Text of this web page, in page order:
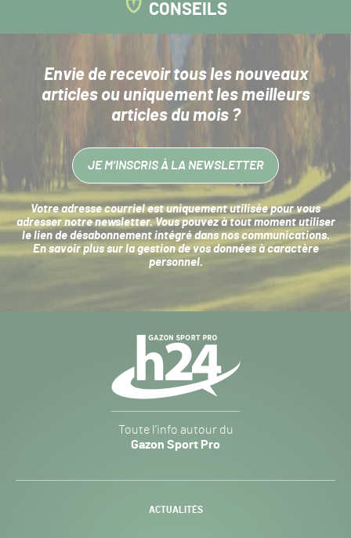
CONSEILS
Envie de recevoir tous les nouveaux
articlesou uniquement les meilleurs
articles du mois ?
JE M’INSCRIS À LA NEWSLETTER
Votre adresse courriel est uniquement utilisée pour vous
adresser notre newsletter. Vous pouvez à tout moment utiliser
le lien de désabonnement intégré dans nos communications.
En savoir plus sur la gestion de vos données à caractère
personnel.
Sport
Pro
-
Toute l’info autour du
Gazon Sport Pro
ACTUALITÉS